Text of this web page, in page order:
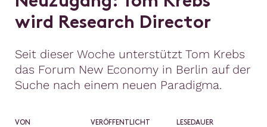
wird Research Director
Seit dieser Woche unterstützt Tom Krebs
das Forum New Economy in Berlin auf der
Suche nach einem neuen Paradigma.
VON VERÖFFENTLICHT LESEDAUER